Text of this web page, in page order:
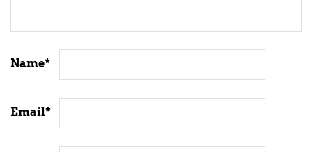
Name*
Email*